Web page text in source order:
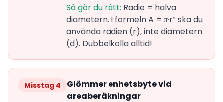
Så gör du rätt: Radie = halva
diametern. I formeln A = π·r² ska du
använda radien (r), inte diametern
(d). Dubbelkolla alltid!
Misstag 4
Glömmer enhetsbyte vid
areaberäkningar